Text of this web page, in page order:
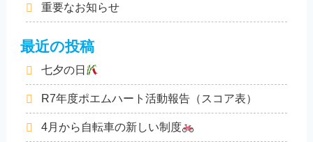
重要なお知らせ
最近の投稿
七夕の日
R7年度ポエムハート活動報告（スコア表）
4月から自転車の新しい制度